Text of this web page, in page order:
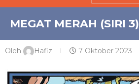
MEGAT MERAH (SIRI 3)
Oleh Hafiz 7 Oktober 2023